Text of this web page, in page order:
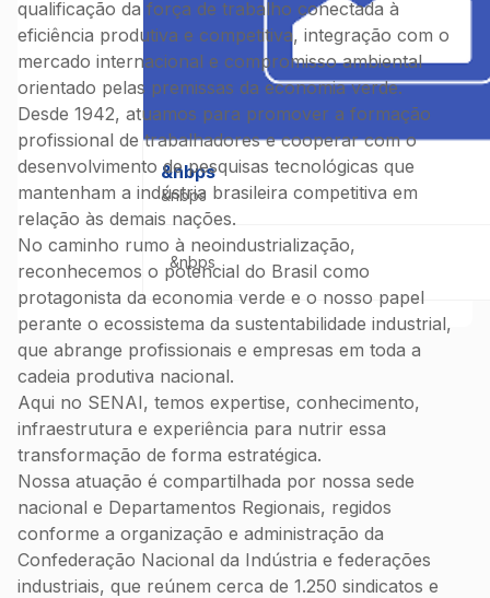
&nbps
&nbps
&nbps
qualificação da força de trabalho conectada à
eficiência produtiva e competitiva, integração com o
mercado internacional e compromisso ambiental
orientado pelas premissas da economia verde.
Desde 1942, atuamos para promover a formação
profissional de trabalhadores e cooperar com o
desenvolvimento de pesquisas tecnológicas que
mantenham a indústria brasileira competitiva em
relação às demais nações.
No caminho rumo à neoindustrialização,
reconhecemos o potencial do Brasil como
protagonista da economia verde e o nosso papel
perante o ecossistema da sustentabilidade industrial,
que abrange profissionais e empresas em toda a
cadeia produtiva nacional.
Aqui no SENAI, temos expertise, conhecimento,
infraestrutura e experiência para nutrir essa
transformação de forma estratégica.
Nossa atuação é compartilhada por nossa sede
nacional e Departamentos Regionais, regidos
conforme a organização e administração da
Confederação Nacional da Indústria e federações
industriais, que reúnem cerca de 1.250 sindicatos e